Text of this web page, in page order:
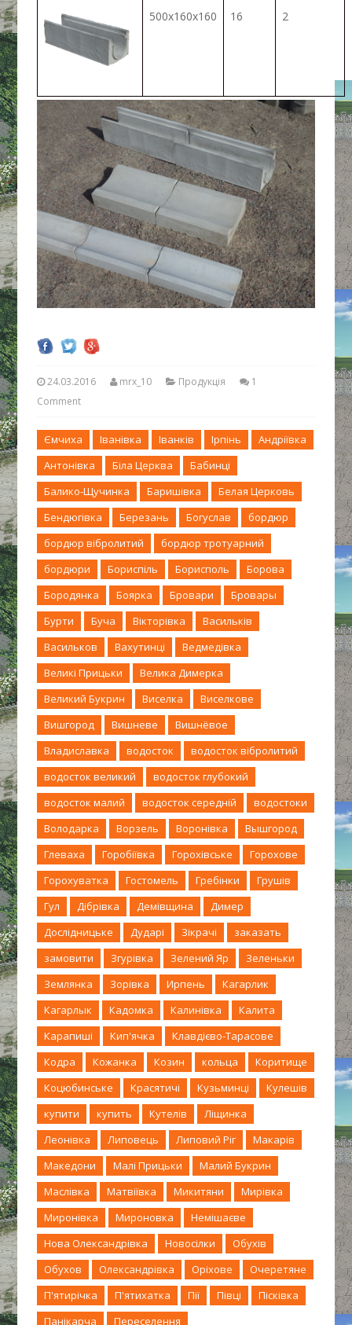
500х160х160 16 2
24.03.2016 mrx_10 Продукція
1
Comment
Ємчиха Іванівка Іванків Ірпінь
Андріївка
Антонівка
Біла Церква
Бабинці
Балико-Щучинка
Баришівка
Белая Церковь
Бендюгівка
Березань Богуслав
бордюр
бордюр вібролитий
бордюр тротуарний
бордюри
Бориспіль Борисполь
Борова
Бородянка
Боярка Бровари
Бровары
Бурти
Буча Вікторівка
Васильків
Васильков
Вахутинці
Ведмедівка
Великі Прицьки
Велика Димерка
Великий Букрин
Виселка
Виселкове
Вишгород
Вишневе
Вишнёвое
Владиславка
водосток
водосток вібролитий
водосток великий
водосток глубокий
водосток малий
водосток середній
водостоки
Володарка
Ворзель Воронівка
Вышгород
Глеваха
Горобіївка Горохівське
Горохове
Горохуватка
Гостомель Гребінки
Грушів
Гул
Дібрівка Демівщина
Димер
Дослідницьке
Дударі Зікрачі
заказать
замовити
Згурівка Зелений Яр
Зеленьки
Землянка
Зорівка Ирпень
Кагарлик
Кагарлык
Кадомка Калинівка
Калита
Карапиші
Кип'ячка
Клавдієво-Тарасове
Кодра
Кожанка Козин кольца
Коритище
Коцюбинське
Красятичі Кузьминці
Кулешів
купити
купить Кутелів
Ліщинка
Леонівка
Липовець Липовий Ріг
Макарів
Македони
Малі Прицьки
Малий Букрин
Маслівка
Матвіївка Микитяни
Мирівка
Миронівка
Мироновка
Немішаєве
Нова Олександрівка
Новосілки
Обухів
Обухов
Олександрівка Оріхове
Очеретяне
П'ятирічка
П'ятихатка Пії Півці
Пісківка
Панікарча
Переселення